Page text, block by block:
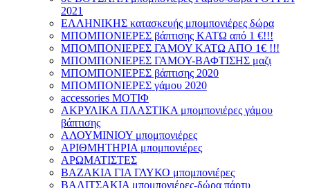
2021
ΕΛΛΗΝΙΚΗΣ κατασκευής μπομπονιέρες δώρα
ΜΠΟΜΠΟΝΙΕΡΕΣ βάπτισης ΚΑΤΩ από 1 €!!!
ΜΠΟΜΠΟΝΙΕΡΕΣ ΓΑΜΟΥ ΚΑΤΩ ΑΠΟ 1€ !!!
ΜΠΟΜΠΟΝΙΕΡΕΣ ΓΑΜΟΥ-ΒΑΦΤΙΣΗΣ μαζι
ΜΠΟΜΠΟΝΙΕΡΕΣ βάπτισης 2020
ΜΠΟΜΠΟΝΙΕΡΕΣ γάμου 2020
accessories ΜΟΤΙΦ
ΑΚΡΥΛΙΚΑ ΠΛΑΣΤΙΚΑ μπομπονιέρες γάμου
βάπτισης
ΑΛΟΥΜΙΝΙΟΥ μπομπονιέρες
ΑΡΙΘΜΗΤΗΡΙΑ μπομπονιέρες
ΑΡΩΜΑΤΙΣΤΕΣ
ΒΑΖΑΚΙΑ ΓΙΑ ΓΛΥΚΟ μπομπονιέρες
ΒΑΛΙΤΣΑΚΙΑ μπομπονιέρες-δώρα πάρτυ